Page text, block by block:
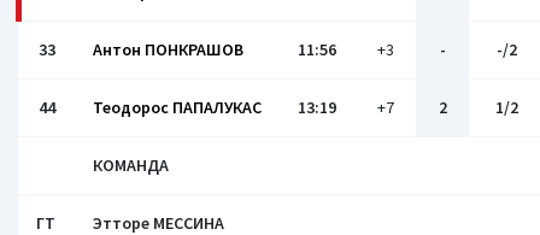
33 Антон ПОНКРАШОВ 11:56 +3 - -/2
44 Теодорос ПАПАЛУКАС 13:19 +7 2 1/2
КОМАНДА
ГТ Этторе МЕССИНА